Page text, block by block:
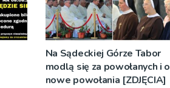
Na Sądeckiej Górze Tabor
modlą się za powołanych i o
nowe powołania [ZDJĘCIA]